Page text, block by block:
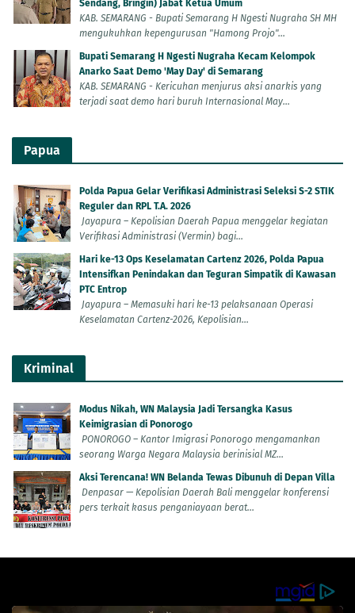
Sendang, Bringin) Jabat Ketua Umum
KAB. SEMARANG - Bupati Semarang H Ngesti Nugraha SH MH
mengukuhkan kepengurusan "Hamong Projo"...
Bupati Semarang H Ngesti Nugraha Kecam Kelompok
Anarko Saat Demo 'May Day' di Semarang
KAB. SEMARANG - Kericuhan menjurus aksi anarkis yang
terjadi saat demo hari buruh Internasional May...
Papua
Polda Papua Gelar Verifikasi Administrasi Seleksi S-2 STIK
Reguler dan RPL T.A. 2026
Jayapura – Kepolisian Daerah Papua menggelar kegiatan
Verifikasi Administrasi (Vermin) bagi...
Hari ke-13 Ops Keselamatan Cartenz 2026, Polda Papua
Intensifkan Penindakan dan Teguran Simpatik di Kawasan
PTC Entrop
Jayapura – Memasuki hari ke-13 pelaksanaan Operasi
Keselamatan Cartenz-2026, Kepolisian...
Kriminal
Modus Nikah, WN Malaysia Jadi Tersangka Kasus
Keimigrasian di Ponorogo
PONOROGO – Kantor Imigrasi Ponorogo mengamankan
seorang Warga Negara Malaysia berinisial MZ...
Aksi Terencana! WN Belanda Tewas Dibunuh di Depan Villa
Denpasar — Kepolisian Daerah Bali menggelar konferensi
pers terkait kasus penganiayaan berat...